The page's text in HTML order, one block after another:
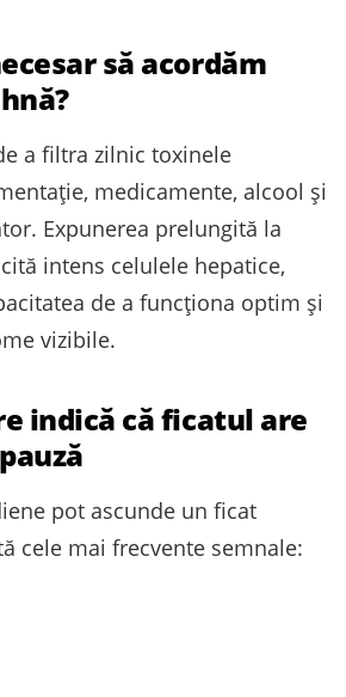
să acordăm
a filtra zilnic toxinele
medicamente, alcool și
Expunerea prelungită la
intens celulele hepatice,
de a funcționa optim și
vizibile.
indică că ficatul are
pot ascunde un ficat
cele mai frecvente semnale: